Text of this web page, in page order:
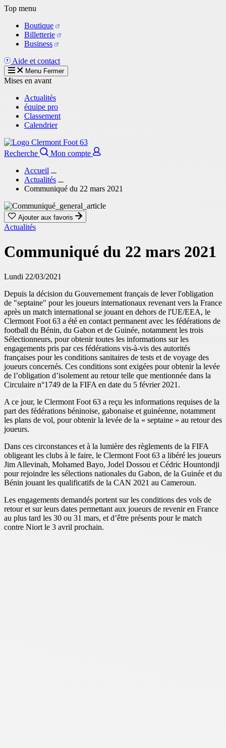
Aller
contenu
principal
Top menu
Boutique
Billetterie
Business
Aide et contact
Menu Fermer
Mises en avant
Actualités
équipe pro
Classement
Calendrier
Recherche
Mon compte
Accueil
Actualités
Communiqué du 22 mars 2021
Ajouter aux favoris
Actualités
Communiqué du 22 mars 2021
Lundi 22/03/2021
Depuis la décision du Gouvernement français de lever l'obligation
de "septaine" pour les joueurs internationaux revenant vers la France
après un match international se jouant en dehors de l'UE/EEA, le
Clermont Foot 63 a été en contact permanent avec les fédérations de
football du Bénin, du Gabon et de Guinée, notamment les trois
Sélectionneurs, pour obtenir toutes les informations sur les
engagements pris par ces fédérations vis-à-vis des autorités
françaises pour les conditions sanitaires de tests et de voyage des
joueurs concernés. Ces conditions sont exigées pour obtenir la levée
de l’obligation d’isolement au retour telle que mentionnée dans la
Circulaire n°1749 de la FIFA en date du 5 février 2021.
A ce jour, le Clermont Foot 63 a reçu les informations requises de la
part des fédérations béninoise, gabonaise et guinéenne, notamment
les plans de vol, pour obtenir la levée de la « septaine » au retour des
joueurs.
Dans ces circonstances et à la lumière des règlements de la FIFA
obligeant les clubs à le faire, le Clermont Foot 63 a libéré les joueurs
Jim Allevinah, Mohamed Bayo, Jodel Dossou et Cédric Hountondji
pour rejoindre les sélections nationales du Gabon, de la Guinée et du
Bénin jouant les qualificatifs de la CAN 2021 au Cameroun.
Les engagements demandés portent sur les conditions des vols de
retour et sur leurs dates permettant aux joueurs de revenir en France
au plus tard les 30 ou 31 mars, et d’être présents pour le match
contre Niort le 3 avril prochain.